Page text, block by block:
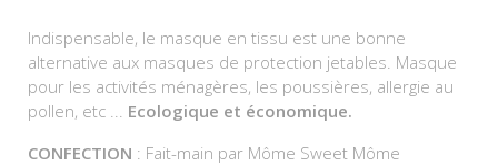
Indispensable, le masque en tissu est une bonne
alternative aux masques de protection jetables. Masque
pour les activités ménagères, les poussières, allergie au
pollen, etc ... Ecologique et économique.
CONFECTION : Fait-main par Môme Sweet Môme